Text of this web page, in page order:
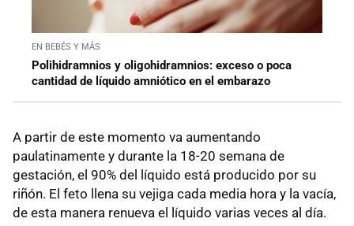
EN BEBÉS Y MÁS
Polihidramnios y oligohidramnios: exceso o poca
cantidad de líquido amniótico en el embarazo
A partir de este momento va aumentando
paulatinamente y durante la 18-20 semana de
gestación, el 90% del líquido está producido por su
riñón. El feto llena su vejiga cada media hora y la vacía,
de esta manera renueva el líquido varias veces al día.